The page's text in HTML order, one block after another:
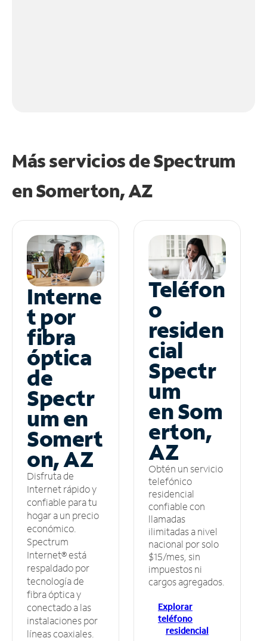
Más servicios de Spectrum
enSomerton, AZ
Interne
t por
fibra
óptica
de
Spectr
um en
Somert
on, AZ
Disfruta de
Internet rápido y
confiable para tu
hogar a un precio
económico.
Spectrum
Internet® está
respaldado por
tecnología de
fibra óptica y
conectado a las
instalaciones por
líneas coaxiales.
Teléfon
o
residen
cial
Spectr
um
en Som
erton,
AZ
Obtén un servicio
telefónico
residencial
confiable con
llamadas
ilimitadas a nivel
nacional por solo
$15/mes, sin
impuestos ni
cargos agregados.
Explorar
teléfono
residencial